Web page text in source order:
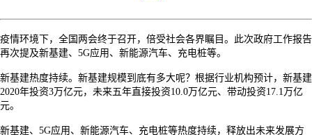
疫情环境下，全国两会终于召开，倍受社会各界瞩目。此次政府工作报告
再次提及新基建、 5G应用、新能源汽车、充电桩等。
新基建热度持续。新基建规模到底有多大呢？根据行业机构预计，新基建
2020年投资3万亿元，未来五年直接投资10.0万亿元、带动投资17.1万亿
元。
新基建、 5G应用、新能源汽车、充电桩等热度持续，释放出未来发展方